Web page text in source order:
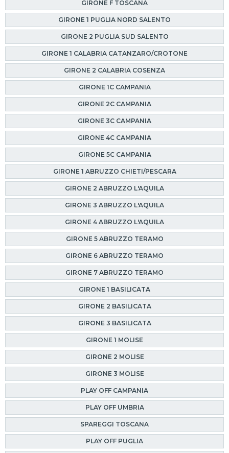
GIRONE F TOSCANA
GIRONE 1 PUGLIA NORD SALENTO
GIRONE 2 PUGLIA SUD SALENTO
GIRONE 1 CALABRIA CATANZARO/CROTONE
GIRONE 2 CALABRIA COSENZA
GIRONE 1C CAMPANIA
GIRONE 2C CAMPANIA
GIRONE 3C CAMPANIA
GIRONE 4C CAMPANIA
GIRONE 5C CAMPANIA
GIRONE 1 ABRUZZO CHIETI/PESCARA
GIRONE 2 ABRUZZO L'AQUILA
GIRONE 3 ABRUZZO L'AQUILA
GIRONE 4 ABRUZZO L'AQUILA
GIRONE 5 ABRUZZO TERAMO
GIRONE 6 ABRUZZO TERAMO
GIRONE 7 ABRUZZO TERAMO
GIRONE 1 BASILICATA
GIRONE 2 BASILICATA
GIRONE 3 BASILICATA
GIRONE 1 MOLISE
GIRONE 2 MOLISE
GIRONE 3 MOLISE
PLAY OFF CAMPANIA
PLAY OFF UMBRIA
SPAREGGI TOSCANA
PLAY OFF PUGLIA